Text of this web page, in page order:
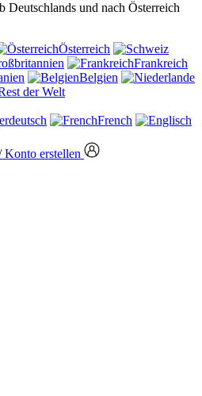
Deutschlands und nach Österreich
Österreich
Frankreich
Belgien
der Welt
French
Konto erstellen